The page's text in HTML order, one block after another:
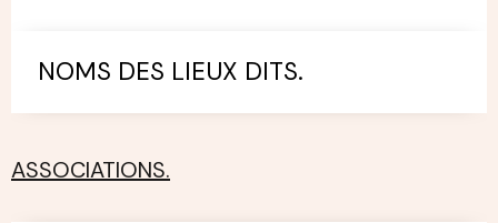
NOMS DES LIEUX DITS.
ASSOCIATIONS.